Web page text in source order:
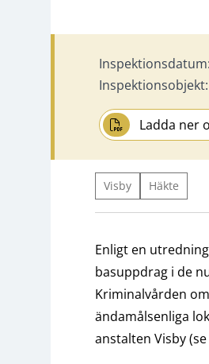
Inspektionsdatum:
Inspektionsobjekt:
Ladda ner
Visby Häkte
Enligt en
basuppdrag i de
Kriminalvården
ändamålsenliga
anstalten Visby